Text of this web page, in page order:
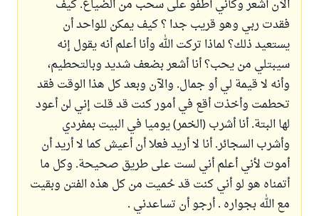
الآن أشعر وكأني أطفو على سحب من الضياع. كيف
فقدت ربي وهو قريب جدا ؟ كيف يمكن للواحد أن
يستعيد ذلك؟ لماذا تركت الله وأنا أعلم أنه يقول إنه
سيبتلي من يحب؟ أنا أشعر بضعف شديد وبالتحطيم،
وأنه لا قيمة لي أو جمال. والآن وبعد كل هذا الوقت فقد
تحطمت وأخذت أقع في أمور كنت قد قلت إني لن أعود
لها البتة. أنا أشرب (الخمر) يوميا في البيت بمفردي
وأشرب السجائر. أنا لا أريد فعلا أن أعيش كما لا أريد أن
أموت لأني أعلم أني لست على طريق صحيحة. وكل ما
أتمناه هو لو أني كنت قد حُميت من كل هذه الفتن وبقيت
مع الله بجواره . أرجو أن تساعدني .